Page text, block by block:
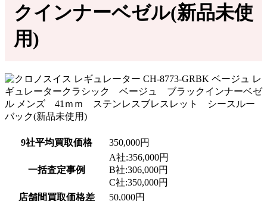
クインナーベゼル(新品未使
用)
9社平均買取価格 350,000円
一括査定事例
A社:356,000円
B社:306,000円
C社:350,000円
店舗間買取価格差
50,000円